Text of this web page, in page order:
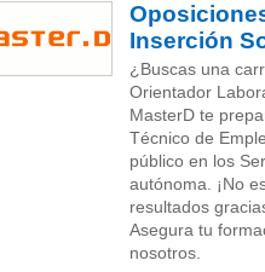
Inserción
¿Buscas una
Orientador
MasterD te
Técnico de
público en los
autónoma. ¡No
resultados
Asegura tu
nosotros.